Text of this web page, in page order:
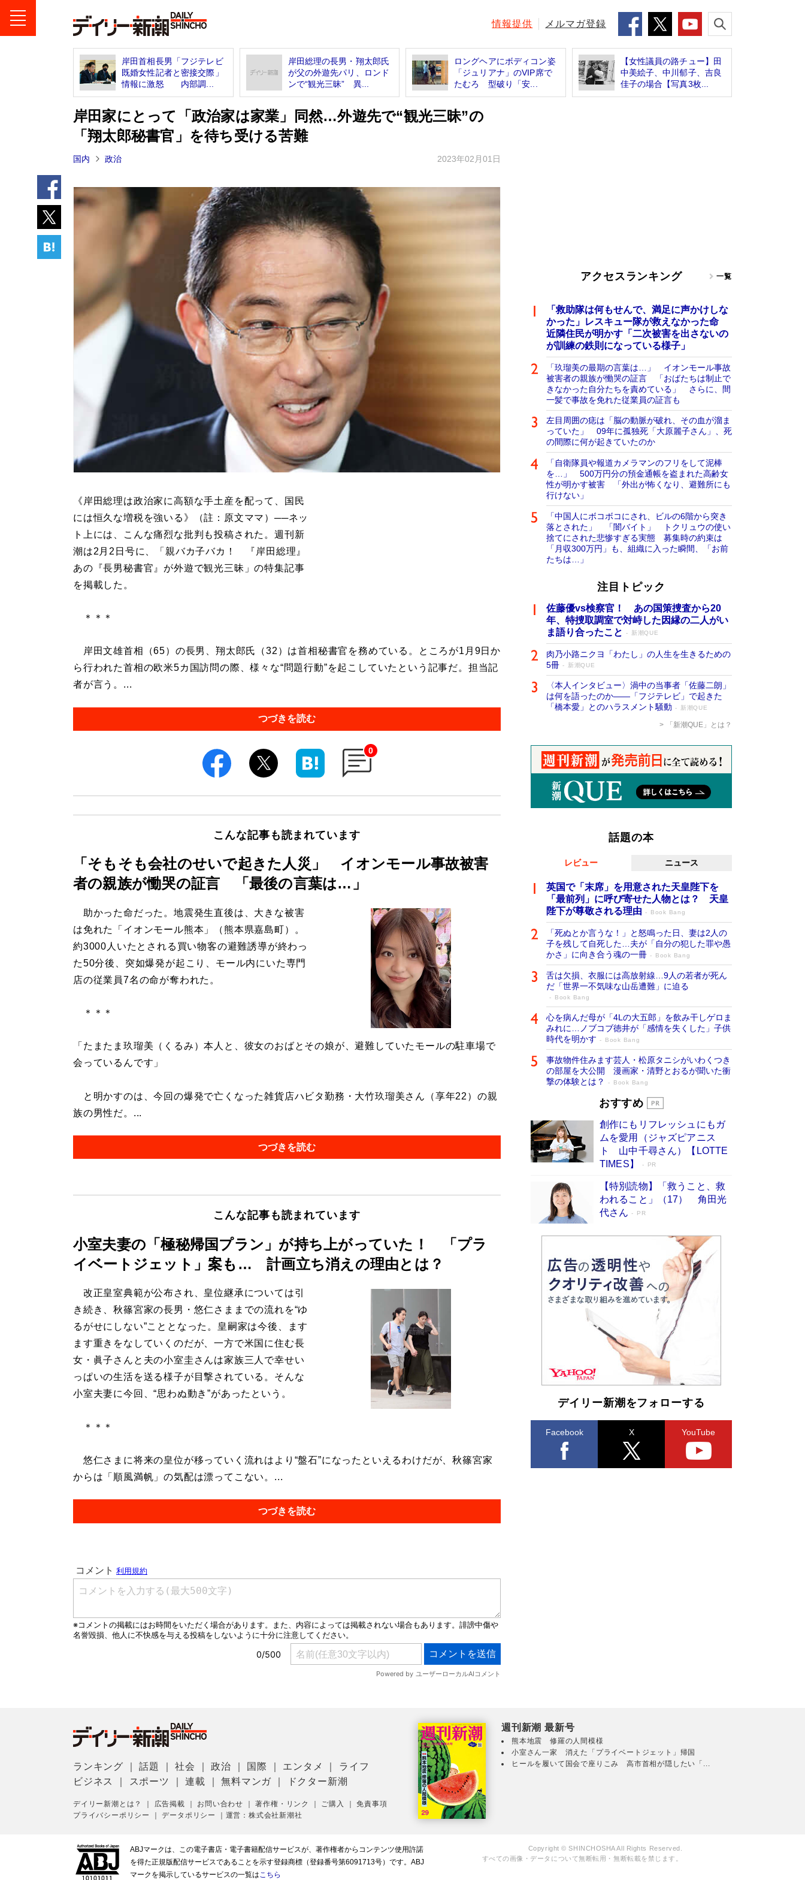
情報提供 メルマガ登録
岸田首相長男「フジテレビ
既婚女性記者と密接交際」
情報に激怒 内部調...
岸田総理の長男・翔太郎氏
が父の外遊先パリ、ロンド
ンで“観光三昧” 異...
ロングヘアにボディコン姿
「ジュリアナ」のVIP席で
たむろ 型破り「安...
【女性議員の路チュー】田
中美絵子、中川郁子、吉良
佳子の場合【写真3枚...
岸田家にとって「政治家は家業」同然…外遊先で“観光三昧”の
「翔太郎秘書官」を待ち受ける苦難
国内 政治 2023年02月01日
《岸田総理は政治家に高額な手土産を配って、国民
には恒久な増税を強いる》（註：原文ママ）──ネッ
ト上には、こんな痛烈な批判も投稿された。週刊新
潮は2月2日号に、「親バカ子バカ！ 『岸田総理』
あの『長男秘書官』が外遊で観光三昧」の特集記事
を掲載した。
＊＊＊
岸田文雄首相（65）の長男、翔太郎氏（32）は首相秘書官を務めている。ところが1月9日か
ら行われた首相の欧米5カ国訪問の際、様々な“問題行動”を起こしていたという記事だ。担当記
者が言う。...
つづきを読む
0
こんな記事も読まれています
「そもそも会社のせいで起きた人災」 イオンモール事故被害
者の親族が慟哭の証言 「最後の言葉は…」
助かった命だった。地震発生直後は、大きな被害
は免れた「イオンモール熊本」（熊本県嘉島町）。
約3000人いたとされる買い物客の避難誘導が終わっ
た50分後、突如爆発が起こり、モール内にいた専門
店の従業員7名の命が奪われた。
＊＊＊
「たまたま玖瑠美（くるみ）本人と、彼女のおばとその娘が、避難していたモールの駐車場で
会っているんです」
と明かすのは、今回の爆発で亡くなった雑貨店ハビタ勤務・大竹玖瑠美さん（享年22）の親
族の男性だ。...
つづきを読む
こんな記事も読まれています
小室夫妻の「極秘帰国プラン」が持ち上がっていた！ 「プラ
イベートジェット」案も… 計画立ち消えの理由とは？
改正皇室典範が公布され、皇位継承については引
き続き、秋篠宮家の長男・悠仁さままでの流れを“ゆ
るがせにしない”こととなった。皇嗣家は今後、ます
ます重きをなしていくのだが、一方で米国に住む長
女・眞子さんと夫の小室圭さんは家族三人で幸せい
っぱいの生活を送る様子が目撃されている。そんな
小室夫妻に今回、“思わぬ動き”があったという。
＊＊＊
悠仁さまに将来の皇位が移っていく流れはより“盤石”になったといえるわけだが、秋篠宮家
からは「順風満帆」の気配は漂ってこない。...
つづきを読む
アクセスランキング 一覧
「救助隊は何もせんで、満足に声かけしな
かった」レスキュー隊が救えなかった命
近隣住民が明かす「二次被害を出さないの
が訓練の鉄則になっている様子」
「玖瑠美の最期の言葉は…」 イオンモール事故
被害者の親族が慟哭の証言 「おばたちは制止で
きなかった自分たちを責めている」 さらに、間
一髪で事故を免れた従業員の証言も
左目周囲の痣は「脳の動脈が破れ、その血が溜ま
っていた」 09年に孤独死「大原麗子さん」、死
の間際に何が起きていたのか
「自衛隊員や報道カメラマンのフリをして泥棒
を…」 500万円分の預金通帳を盗まれた高齢女
性が明かす被害 「外出が怖くなり、避難所にも
行けない」
「中国人にボコボコにされ、ビルの6階から突き
落とされた」 「闇バイト」 トクリュウの使い
捨てにされた悲惨すぎる実態 募集時の約束は
「月収300万円」も、組織に入った瞬間、「お前
たちは…」
注目トピック
佐藤優vs検察官！ あの国策捜査から20
年、特捜取調室で対峙した因縁の二人がい
ま語り合ったこと
新潮QUE
肉乃小路ニクヨ「わたし」の人生を生きるための
5冊
新潮QUE
〈本人インタビュー〉渦中の当事者「佐藤二朗」
は何を語ったのか――「フジテレビ」で起きた
「橋本愛」とのハラスメント騒動
新潮QUE
「新潮QUE」とは？
話題の本
レビュー ニュース
英国で「末席」を用意された天皇陛下を
「最前列」に呼び寄せた人物とは？ 天皇
陛下が尊敬される理由
Book Bang
「死ぬとか言うな！」と怒鳴った日、妻は2人の
子を残して自死した…夫が「自分の犯した罪や愚
かさ」に向き合う魂の一冊
Book Bang
舌は欠損、衣服には高放射線…9人の若者が死ん
だ「世界一不気味な山岳遭難」に迫る
Book Bang
心を病んだ母が「4Lの大五郎」を飲み干しゲロま
みれに…ノブコブ徳井が「感情を失くした」子供
時代を明かす
Book Bang
事故物件住みます芸人・松原タニシがいわくつき
の部屋を大公開 漫画家・清野とおるが聞いた衝
撃の体験とは？
Book Bang
追悼・東野圭吾さん 週間ベストセラーラ
など代表作が並ぶ［文庫ベストセラー］
Book Bang
73歳でも働くしかない 「老後レス時代」に交通
誘導員の独白が話題
「なんで？ そんな馬鹿な……」90歳になった作
家・阿刀田高さんが、ひとり暮らしの生活を明か
す
Book Bang
竹内由恵の前に現れた「テレビ観ないんだよね
ぇ」という男性…夫を選んでテレ朝退社したワケ
和田秀樹の70代、80代向け新書がベスト3を独
占 上半期1位にも選出［新書ベストセラー］
Book Bang
おすすめ
創作にもリフレッシュにもガ
ムを愛用（ジャズピアニス
ト 山中千尋さん）【LOTTE
TIMES】
PR
【特別読物】「救うこと、救
われること」（17） 角田光
代さん
PR
デイリー新潮をフォローする
Facebook X YouTube
ランキング ｜話題 ｜社会 ｜政治 国際 エンタメ
ライフ
ビジネス
スポーツ ｜連載 ｜無料マンガ ドクター新潮
デイリー新潮とは？ 広告掲載 お問い合わせ ｜著作権・リンク ご購入 ｜免責事項
プライバシーポリシー
｜データポリシー 運営：株式会社新潮社
週刊新潮 最新号
熊本地震 修羅の人間模様
小室さん一家 消えた「プライベートジェット」帰国
ヒールを履いて国会で座りこみ 高市首相が隠したい「...
ABJマークは、この電子書店・電子書籍配信サービスが、著作権者からコンテンツ使用許諾
を得た正規版配信サービスであることを示す登録商標（登録番号第6091713号）です。ABJ
マークを掲示しているサービスの一覧は こちら
Copyright © SHINCHOSHA All Rights Reserved.
すべての画像・データについて無断転用・無断転載を禁じます。